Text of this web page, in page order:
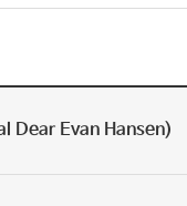
Dear Evan Hansen)